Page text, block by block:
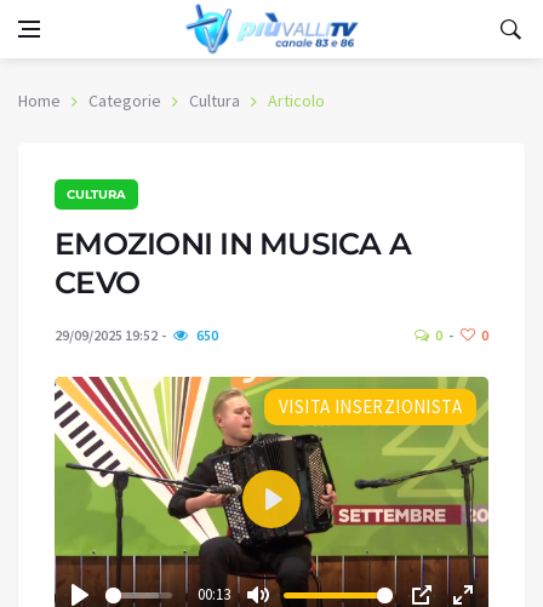
Home Categorie Cultura Articolo
CULTURA
EMOZIONI IN MUSICA A
CEVO
29/09/2025 19:52 650 0 0
VISITA INSERZIONISTA
00:13
Play
02:18